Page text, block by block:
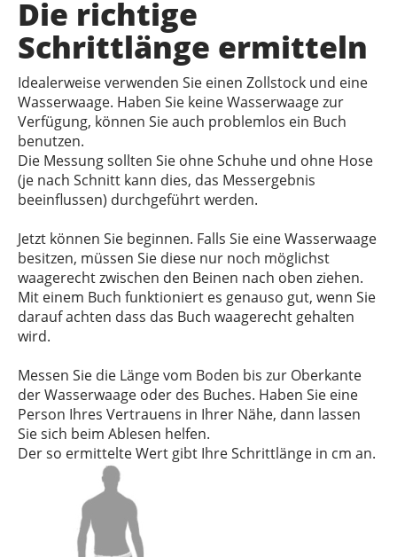
Die richtige
Schrittlänge ermitteln
Idealerweise verwenden Sie einen Zollstock und eine
Wasserwaage. Haben Sie keine Wasserwaage zur
Verfügung, können Sie auch problemlos ein Buch
benutzen.
Die Messung sollten Sie ohne Schuhe und ohne Hose
(je nach Schnitt kann dies, das Messergebnis
beeinflussen) durchgeführt werden.
Jetzt können Sie beginnen. Falls Sie eine Wasserwaage
besitzen, müssen Sie diese nur noch möglichst
waagerecht zwischen den Beinen nach oben ziehen.
Mit einem Buch funktioniert es genauso gut, wenn Sie
darauf achten dass das Buch waagerecht gehalten
wird.
Messen Sie die Länge vom Boden bis zur Oberkante
der Wasserwaage oder des Buches. Haben Sie eine
Person Ihres Vertrauens in Ihrer Nähe, dann lassen
Sie sich beim Ablesen helfen.
Der so ermittelte Wert gibt Ihre Schrittlänge in cm an.